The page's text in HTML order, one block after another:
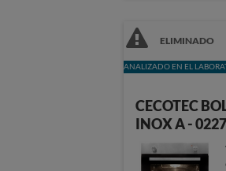
ELIMINADO
ANALIZADO EN EL
CECOTEC
INOX A -